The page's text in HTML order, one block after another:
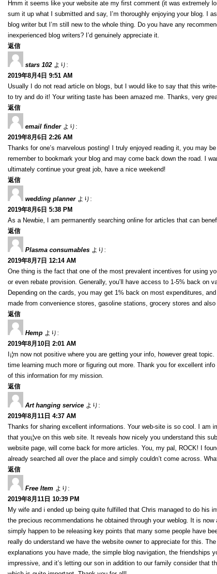
Hmm it seems like your website ate my first comment (it was extremely
sum it up what I submitted and say, I’m thoroughly enjoying your blog. I
blog writer but I’m still new to the whole thing. Do you have any
inexperienced blog writers? I’d genuinely appreciate it.
返信
stars 102 より:
2019年8月4日 9:51 AM
Usually I do not read article on blogs, but I would like to say that this
to try and do it! Your writing taste has been amazed me. Thanks, very
返信
email finder より:
2019年8月6日 2:26 AM
Thanks for one’s marvelous posting! I truly enjoyed reading it, you may
remember to bookmark your blog and may come back down the road. I
ultimately continue your great job, have a nice weekend!
返信
wedding planner より:
2019年8月6日 5:38 PM
As a Newbie, I am permanently searching online for articles that can
返信
Plasma consumables より:
2019年8月7日 12:14 AM
One thing is the fact that one of the most prevalent incentives for using
or even rebate provision. Generally, you’ll have access to 1-5% back on
Depending on the cards, you may get 1% back on most expenditures,
made from convenience stores, gasoline stations, grocery stores and also
返信
Hemp より:
2019年8月10日 2:01 AM
I¡¦m now not positive where you are getting your info, however great
time learning much more or figuring out more. Thank you for excellent
of this information for my mission.
返信
Art hanging service より:
2019年8月11日 4:37 AM
Thanks for sharing excellent informations. Your web-site is so cool. I am
that you¡¦ve on this web site. It reveals how nicely you understand this
website page, will come back for more articles. You, my pal, ROCK! I
already searched all over the place and simply couldn’t come across.
返信
Free Item より:
2019年8月11日 10:39 PM
My wife and i ended up being quite fulfilled that Chris managed to do his
the precious recommendations he obtained through your weblog. It is now
simply happen to be releasing key points that many some people have
really do understand we have the website owner to appreciate for this.
explanations you have made, the simple blog navigation, the friendships
impressive, and it’s letting our son in addition to our family consider that